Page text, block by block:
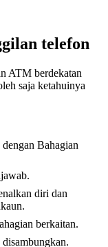
telefon
ATM berdekatan
saja ketahuinya
Bahagian
diri dan
berkaitan.